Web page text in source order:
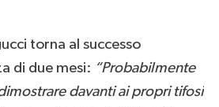
torna al successo
di due mesi: “Probabilmente
davanti ai propri tifosi